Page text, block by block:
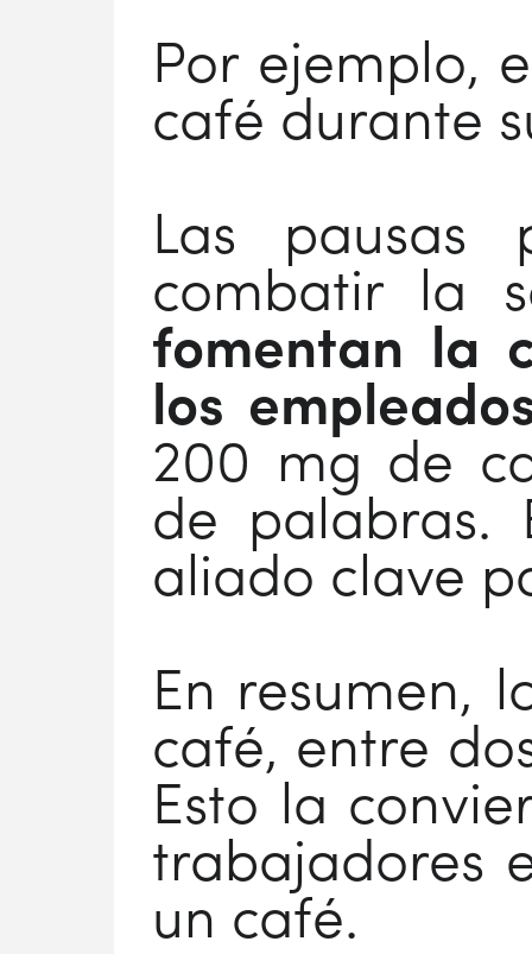
Por ejemplo,
café durante
Las
combatir la
fomentan la
los
200 mg de
de palabras.
aliado clave
En resumen,
café, entre
Esto la
trabajadores
un café.